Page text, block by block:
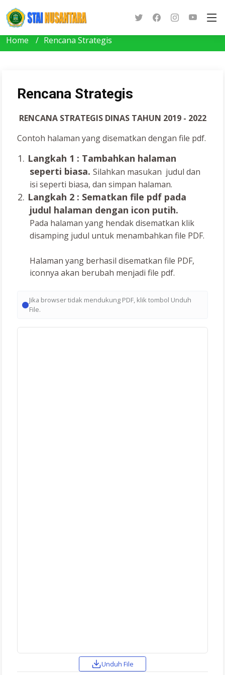
Home Rencana Strategis
Rencana Strategis
RENCANA STRATEGIS DINAS TAHUN 2019 - 2022
Contoh halaman yang disematkan dengan file pdf.
1. Langkah 1 : Tambahkan halaman
seperti biasa. Silahkan masukan judul dan
isi seperti biasa, dan simpan halaman.
2. Langkah 2 : Sematkan file pdf pada
judul halaman dengan icon putih.
Pada halaman yang hendak disematkan klik
disamping judul untuk menambahkan file PDF.
Halaman yang berhasil disematkan file PDF,
iconnya akan berubah menjadi file pdf.
Jika browser tidak mendukung PDF, klik tombol Unduh
File.
Unduh File